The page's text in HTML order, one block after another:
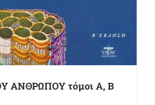
ΑΝΘΡΩΠΟΥ τόμοι Α, Β